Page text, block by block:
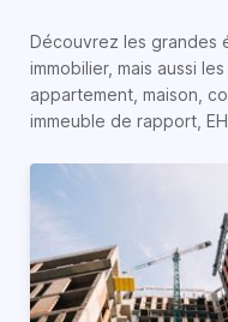
Découvrez les grandes
immobilier, mais aussi
appartement, maison,
immeuble de rapport,